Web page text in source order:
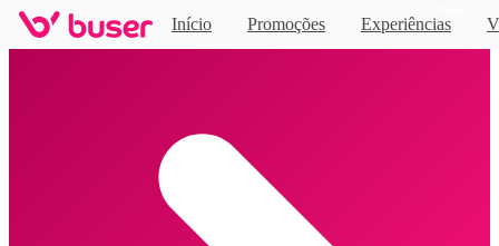
Início Promoções Experiências
Home